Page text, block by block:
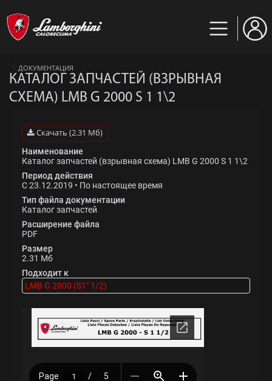
ДОКУМЕНТАЦИЯ
КАТАЛОГ ЗАПЧАСТЕЙ (ВЗРЫВНАЯ
СХЕМА) LMB G 2000 S 1 1\2
Скачать (2.31 Мб)
Наименование
Каталог запчастей (взрывная схема) LMB G 2000 S 1 1\2
Период действия
С 23.12.2019 • По настоящее время
Тип файла документации
Каталог запчастей
Расширение файла
PDF
Размер
2.31 Мб
Подходит к
LMB G 2000 (S1" 1/2)